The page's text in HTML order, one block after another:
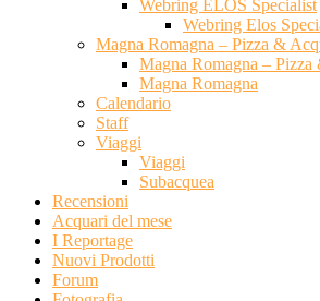
Webring ELOS Specialist
Webring Elos
Magna Romagna – Pizza &
Magna Romagna – Pizza
Magna Romagna
Calendario
Staff
Viaggi
Viaggi
Subacquea
Recensioni
Acquari del mese
I Reportage
Nuovi Prodotti
Forum